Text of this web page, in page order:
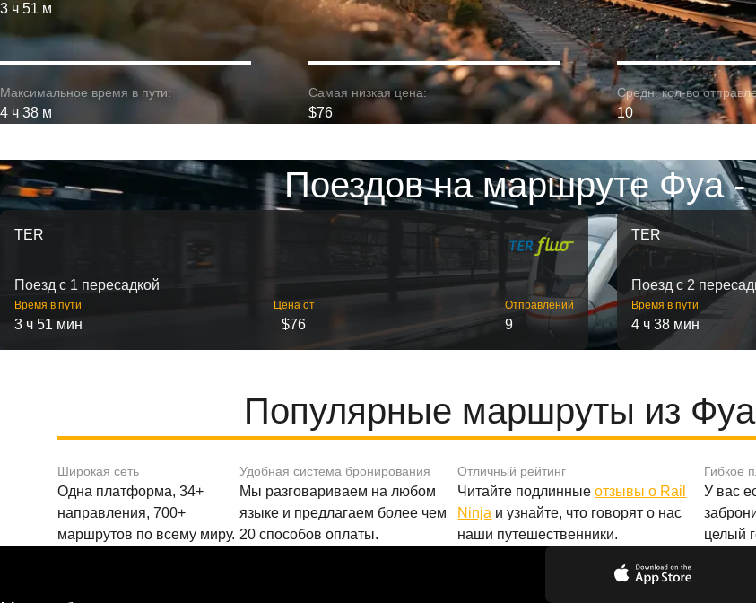
3 ч 51 м
Максимальное время в пути:
4 ч 38 м
Самая низкая цена:
$76
Средн. кол-во
10
Поездов на маршруте Фуа
TER
Поезд с 1 пересадкой
Время в пути
3 ч 51 мин
Цена от
$76
Отправлений
9
TER
Поезд с 2
Время в пути
4 ч 38 мин
Популярные маршруты из
Широкая сеть
Одна платформа, 34+
направления, 700+
маршрутов по всему миру.
Удобная система бронирования
Мы разговариваем на любом
языке и предлагаем более чем
20 способов оплаты.
Отличный рейтинг
Читайте подлинныеотзывы о Rail
Ninja и узнайте, что говорят о нас
наши путешественники.
Гибкое
У вас
целый